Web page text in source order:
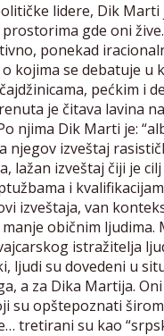
lidere, Dik
gde oni
ponekad
kojima se debatuje u
pećkim i
je čitava lavina
njima Dik Marti je:
njegov izveštaj
lažan izveštaj čiji je
i
izveštaja, van
običnim ljudima.
istražitelja
ljudi su dovedeni u
a za Dika Martija.
su opštepoznati
su kao